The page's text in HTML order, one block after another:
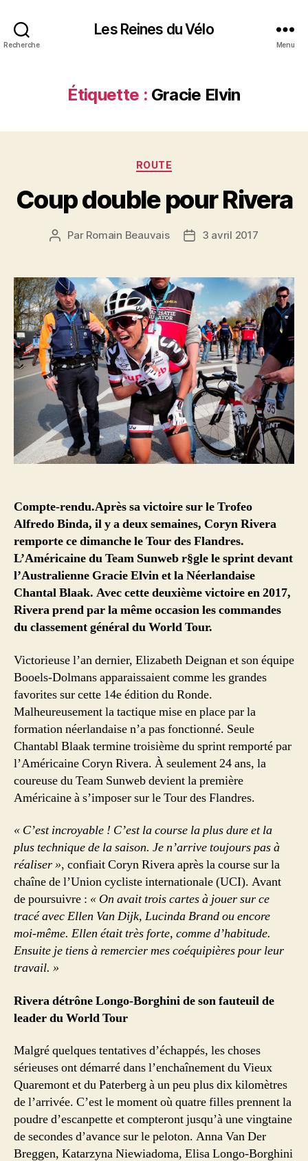
Recherche
Les Reines du Vélo
Menu
Étiquette : Gracie Elvin
Catégories
ROUTE
Coup double pour Rivera
Auteur
Par Romain Beauvais
Date3 avril 2017
Compte-rendu.Après sa victoire sur le Trofeo
Alfredo Binda, il y a deux semaines, Coryn Rivera
remporte ce dimanche le Tour des Flandres.
L’Américaine du Team Sunweb r§gle le sprint devant
l’Australienne Gracie Elvin et la Néerlandaise
Chantal Blaak. Avec cette deuxième victoire en 2017,
Rivera prend par la même occasion les commandes
du classement général du World Tour.
Victorieuse l’an dernier, Elizabeth Deignan et son équipe
Booels-Dolmans apparaissaient comme les grandes
favorites sur cette 14e édition du Ronde.
Malheureusement la tactique mise en place par la
formation néerlandaise n’a pas fonctionné. Seule
Chantabl Blaak termine troisième du sprint remporté par
l’Américaine Coryn Rivera. À seulement 24 ans, la
coureuse du Team Sunweb devient la première
Américaine à s’imposer sur le Tour des Flandres.
« C’est incroyable ! C’est la course la plus dure et la
plus technique de la saison. Je n’arrive toujours pas à
réaliser », confiait Coryn Rivera après la course sur la
chaîne de l’Union cycliste internationale (UCI). Avant
de poursuivre : « On avait trois cartes à jouer sur ce
tracé avec Ellen Van Dijk, Lucinda Brand ou encore
moi-même. Ellen était très forte, comme d’habitude.
Ensuite je tiens à remercier mes coéquipières pour leur
travail. »
Rivera détrône Longo-Borghini de son fauteuil de
leader du World Tour
Malgré quelques tentatives d’échappés, les choses
sérieuses ont démarré dans l’enchaînement du Vieux
Quaremont et du Paterberg à un peu plus dix kilomètres
de l’arrivée. C’est le moment où quatre filles prennent la
poudre d’escanpette et compteront jusqu’à une vingtaine
de secondes d’avance sur le peloton. Anna Van Der
Breggen, Katarzyna Niewiadoma, Elisa Longo-Borghini